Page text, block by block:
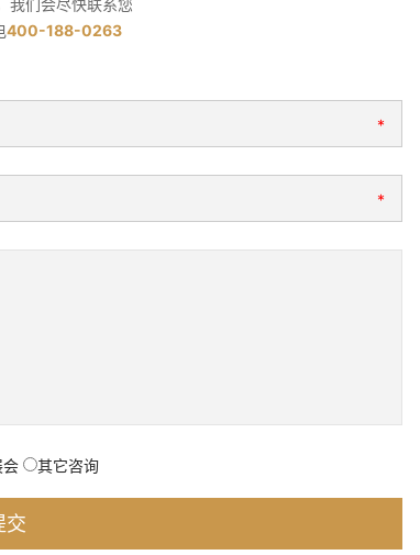
我们会尽快联系您
400-188-0263
*
*
会 其它咨询